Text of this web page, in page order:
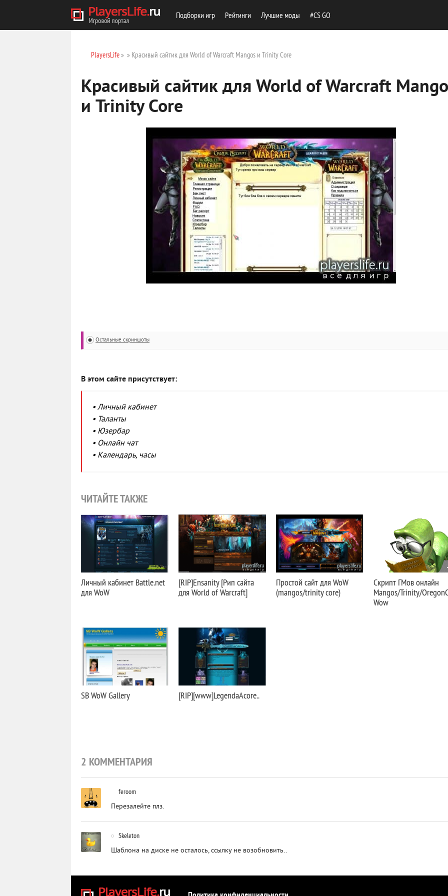
Подборки игр Рейтинги Лучшие моды #CS GO
PlayersLife» » Красивый сайтик для World of Warcraft Mangos и Trinity Core
Красивый сайтик для World of Warcraft
и Trinity Core
Остальные скриншоты
В этом сайте присутствует:
• Личный кабинет
• Таланты
• Юзербар
• Онлайн чат
• Календарь, часы
ЧИТАЙТЕ ТАКЖЕ
Личный кабинет Battle.net
для WoW
[RIP]Ensanity [Рип сайта
для World of Warcraft]
Простой сайт для WoW
(mangos/trinity core)
Скрипт ГМов онлайн
Mangos/Trinity/
Wow
SB WoW Gallery [RIP][www]LegendaAcore..
2 КОММЕНТАРИЯ
feroom
Перезалейте плз.
Skeleton
Шаблона на диске не осталось, ссылку не возобновить..